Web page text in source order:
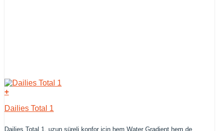
+
Dailies Total 1
Dailies Total 1, uzun süreli konfor için hem Water Gradient hem de